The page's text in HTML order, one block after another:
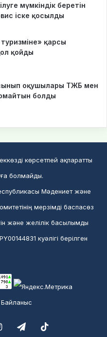
мүмкіндік беретін
іске қосылды
қарсы
қойды
оқушылары ТЖБ мен
болды
көрсетпей ақпаратты
болмайды.
Мәдениет және
мерзімді баспасөз
және желілік басылымды
куәлігі берілген
Байланыс
InstagramTelegram